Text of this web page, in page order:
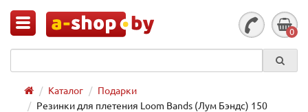
0
Каталог
Подарки
Резинки для плетения Loom Bands (Лум Бэндс) 150